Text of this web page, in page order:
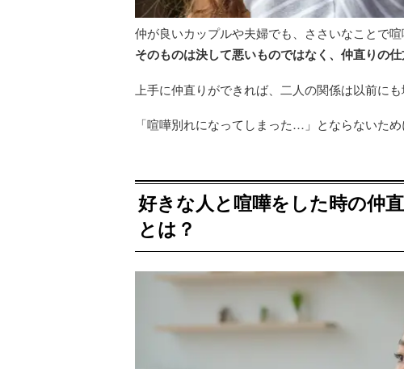
仲が良いカップルや夫婦でも、ささいなことで
そのものは決して悪いものではなく、仲直りの
上手に仲直りができれば、二人の関係は以前にも
「喧嘩別れになってしまった…」とならないた
好きな人と喧嘩をした時の仲
とは？